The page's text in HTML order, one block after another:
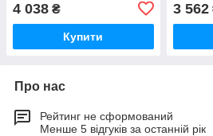
4 038 ₴
Купити
3 562
Про нас
Рейтинг не сформований
Менше 5 відгуків за останній рік